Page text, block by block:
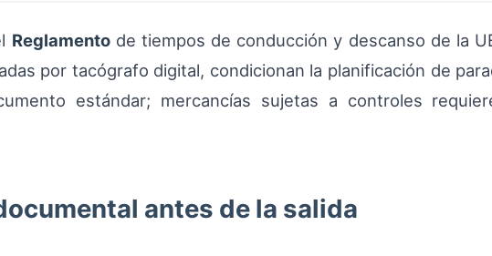
Reglamentode tiempos de conducción y descanso de la
por tacógrafo digital, condicionan la planificación de
estándar; mercancías sujetas a controles
antes de la salida